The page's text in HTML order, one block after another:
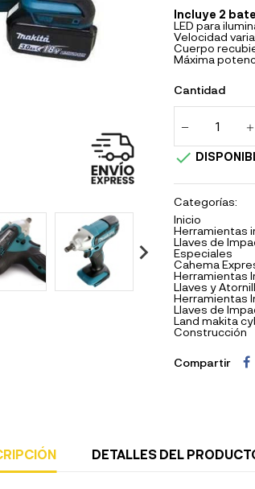
Incluye 2
LED para
Velocidad
Cuerpo
Máxima
Cantidad

Categorías:
Inicio
Herramientas
Llaves de
Especiales
Cahema
Herramientas
Llaves y
Herramientas
Llaves de
Land makita
Construcción
Compartir
DETALLES DEL